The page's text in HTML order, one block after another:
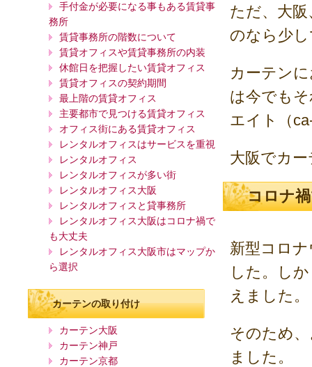
ただ、大
のなら少
カーテン
は今でも
エイト（
大阪でカ
コロナ
新型コロ
した。し
えました。
そのため
ました。
手付金が必要になる事もある賃貸事
務所
賃貸事務所の階数について
賃貸オフィスや賃貸事務所の内装
休館日を把握したい賃貸オフィス
賃貸オフィスの契約期間
最上階の賃貸オフィス
主要都市で見つける賃貸オフィス
オフィス街にある賃貸オフィス
レンタルオフィスはサービスを重視
レンタルオフィス
レンタルオフィスが多い街
レンタルオフィス大阪
レンタルオフィスと貸事務所
レンタルオフィス大阪はコロナ禍で
も大丈夫
レンタルオフィス大阪市はマップか
ら選択
カーテンの取り付け
カーテン大阪
カーテン神戸
カーテン京都